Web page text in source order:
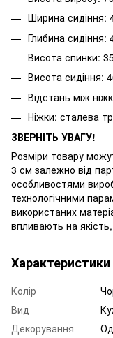
Ширина сидіння:
Глибина сидіння:
Висота спинки:
Висота сидіння:
Відстань між
Ніжки: сталева
ЗВЕРНІТЬ УВАГУ!
Розміри товару
3 см залежно від
особливостями
технологічними
використаних
впливають на
Характеристики
Колір
Вид
Декорування